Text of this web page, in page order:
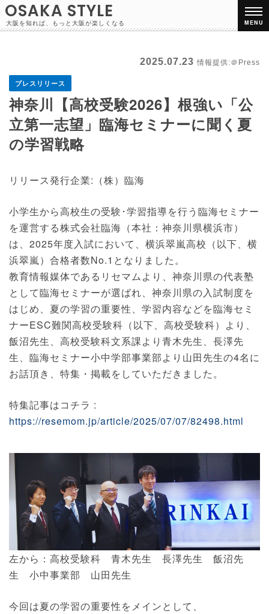
OSAKA STYLE
大阪を知れば、もっと大阪が楽しくなる MENU
2025.07.23 情報提供:＠Press
プレスリリース
神奈川【高校受験2026】根強い「公
立第一志望」臨海セミナーに聞く夏
の学習戦略
リリース発行企業:（株）臨海
小学生から高校生の受験･学習指導を行う臨海セミナー
を運営する株式会社臨海（本社：神奈川県横浜市）
は、2025年度入試において、横浜翠嵐高校（以下、横
浜翠嵐）合格者数No.1となりました。
教育情報媒体であるリセマムより、神奈川県の代表塾
として臨海セミナーが選ばれ、神奈川県の入試制度を
はじめ、夏の学習の重要性、学習内容などを臨海セミ
ナーESC難関高校受験科（以下、高校受験科）より、
飯沼先生、高校受験科文系課より青木先生、長澤先
生、臨海セミナー小中学部事業部より山田先生の4名に
お話頂き、特集・掲載をしていただきました。
特集記事はコチラ :
https://resemom.jp/article/2025/07/07/82498.html
左から：高校受験科 青木先生 長澤先生 飯沼先
生 小中事業部 山田先生
今回は夏の学習の重要性をメインとして、